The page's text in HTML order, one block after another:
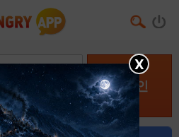
로그인
X